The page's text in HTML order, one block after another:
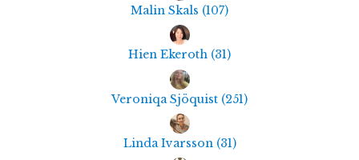
Malin Skals (107)
Hien Ekeroth (31)
Veroniqa Sjöquist (251)
Linda Ivarsson (31)